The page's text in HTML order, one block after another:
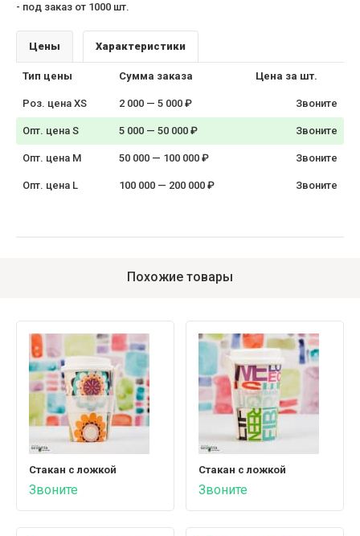
- под заказ от 1000 шт.
Цены Характеристики
Тип цены Сумма заказа Цена за шт.
Роз. цена XS 2 000 — 5 000 ₽ Звоните
Опт. цена S 5 000 — 50 000 ₽ Звоните
Опт. цена M 50 000 — 100 000 ₽ Звоните
Опт. цена L 100 000 — 200 000 ₽ Звоните
Похожие товары
Стакан с ложкой
Звоните
Стакан c ложкой
Звоните